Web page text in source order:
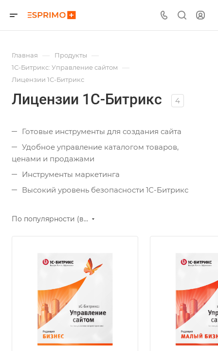
Главная — Продукты —
1С-Битрикс: Управление сайтом —
Лицензии 1С-Битрикс
Лицензии 1С-Битрикс 4
Готовые инструменты для создания сайта
Удобное управление каталогом товаров,
ценами и продажами
Инструменты маркетинга
Высокий уровень безопасности 1С-Битрикс
По популярности (возрастание)